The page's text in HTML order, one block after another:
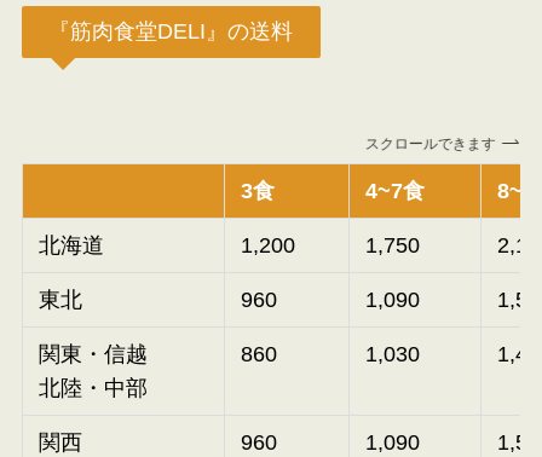
『筋肉食堂DELI』の送料
スクロールできます
3食 4~7食
北海道 1,200 1,750
東北 960 1,090
関東・信越
北陸・中部
860 1,030
関西 960 1,090